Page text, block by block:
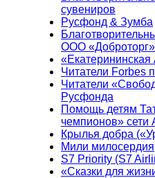
сувениров
Русфонд & Зумба
ООО «Доброторг»
Читатели Forbes
Читатели
Русфонда
Помощь детям
чемпионов»
Крылья добра
Мили милосердия
S7 Priority (S7
«Сказки для